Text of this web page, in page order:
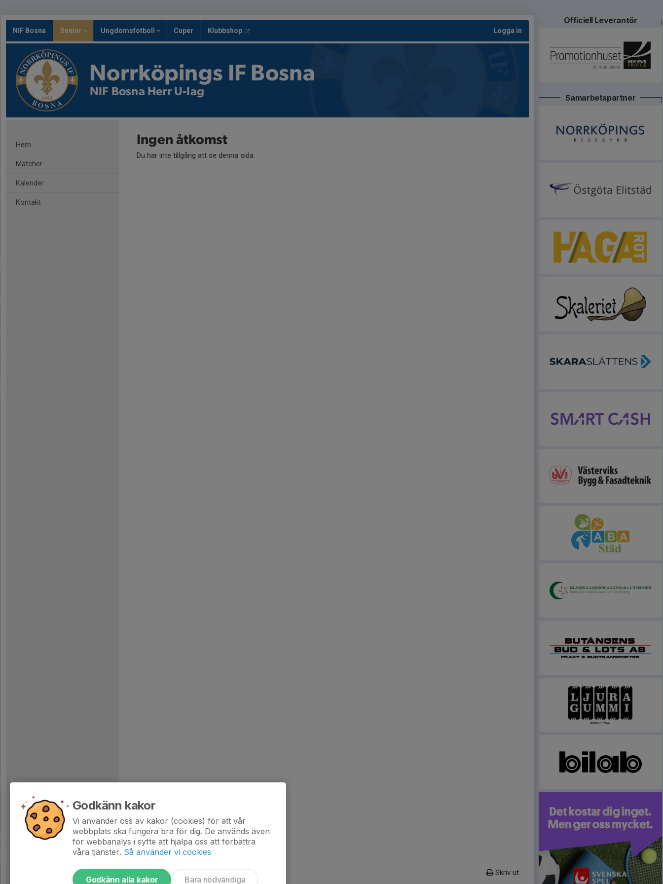
NIF Bosna Senior Ungdomsfotboll Cuper Klubbshop Logga in
Norrköpings IF Bosna
NIF Bosna Herr U-lag
Hem
Matcher
Kalender
Kontakt
Ingen åtkomst
Du har inte tillgång att se denna sida.
Skriv ut
Officiell Leverantör
Samarbetspartner
Godkänn kakor
Vi använder oss av kakor (cookies) för att vår
webbplats ska fungera bra för dig. De används även
för webbanalys i syfte att hjälpa oss att förbättra
våra tjänster. Så använder vi cookies
Godkänn alla kakor Bara nödvändiga